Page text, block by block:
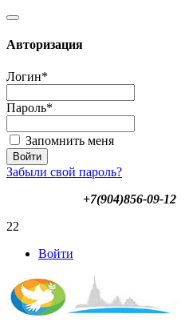
Авторизация
Логин*
Пароль*
Запомнить меня
Забыли свой пароль?
+7(904)856-09-12
22
Войти